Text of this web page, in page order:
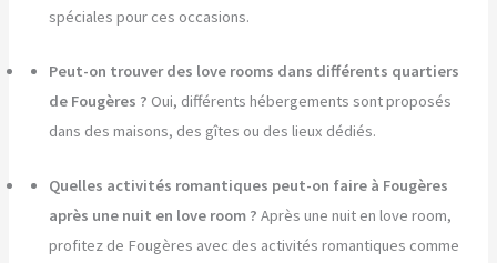
spéciales pour ces occasions.
Peut-on trouver des love rooms dans différents quartiers
de Fougères ? Oui, différents hébergements sont proposés
dans des maisons, des gîtes ou des lieux dédiés.
Quelles activités romantiques peut-on faire à Fougères
après une nuit en love room ? Après une nuit en love room,
profitez de Fougères avec des activités romantiques comme